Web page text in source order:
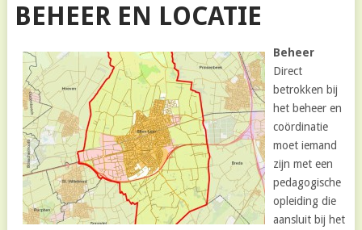
BEHEER EN LOCATIE
Beheer
Direct
betrokken bij
het beheer en
coördinatie
moet iemand
zijn met een
pedagogische
opleiding die
aansluit bij het